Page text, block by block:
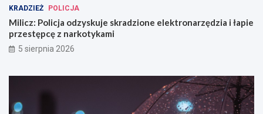
KRADZIEŻ POLICJA
Milicz: Policja odzyskuje skradzione elektronarzędzia i łapie
przestępcę z narkotykami
5 sierpnia 2026